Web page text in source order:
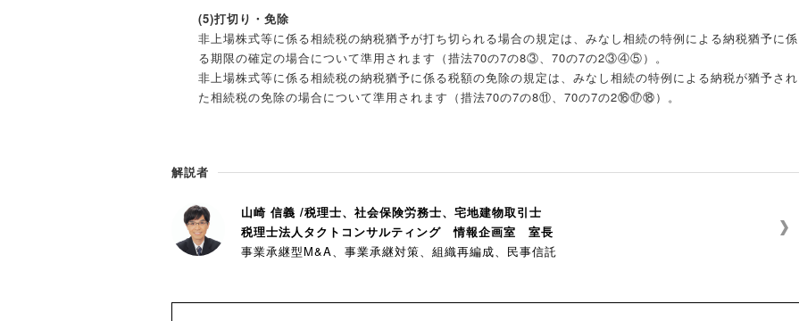
(5)打切り・免除
非上場株式等に係る相続税の納税猶予が打ち切られる場合の規定は、みなし相続の特例による納税猶予に係
る期限の確定の場合について準用されます（措法70の7の8③、70の7の2③④⑤）。
非上場株式等に係る相続税の納税猶予に係る税額の免除の規定は、みなし相続の特例による納税が猶予され
た相続税の免除の場合について準用されます（措法70の7の8⑪、70の7の2⑯⑰⑱）。
解説者
山崎 信義 /税理士、社会保険労務士、宅地建物取引士
税理士法人タクトコンサルティング 情報企画室 室長
事業承継型M&A、事業承継対策、組織再編成、民事信託